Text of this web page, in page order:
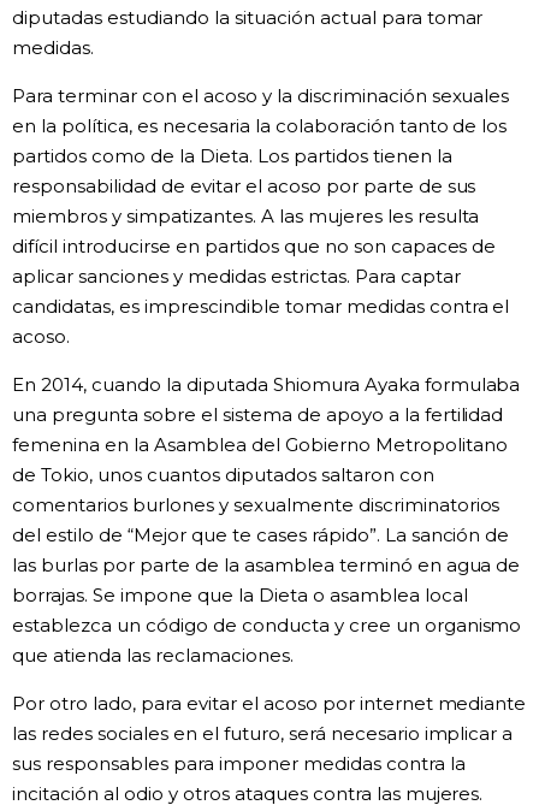
diputadas estudiando la situación actual para tomar
medidas.
Para terminar con el acoso y la discriminación sexuales
en la política, es necesaria la colaboración tanto de los
partidos como de la Dieta. Los partidos tienen la
responsabilidad de evitar el acoso por parte de sus
miembros y simpatizantes. A las mujeres les resulta
difícil introducirse en partidos que no son capaces de
aplicar sanciones y medidas estrictas. Para captar
candidatas, es imprescindible tomar medidas contra el
acoso.
En 2014, cuando la diputada Shiomura Ayaka formulaba
una pregunta sobre el sistema de apoyo a la fertilidad
femenina en la Asamblea del Gobierno Metropolitano
de Tokio, unos cuantos diputados saltaron con
comentarios burlones y sexualmente discriminatorios
del estilo de “Mejor que te cases rápido”. La sanción de
las burlas por parte de la asamblea terminó en agua de
borrajas. Se impone que la Dieta o asamblea local
establezca un código de conducta y cree un organismo
que atienda las reclamaciones.
Por otro lado, para evitar el acoso por internet mediante
las redes sociales en el futuro, será necesario implicar a
sus responsables para imponer medidas contra la
incitación al odio y otros ataques contra las mujeres.